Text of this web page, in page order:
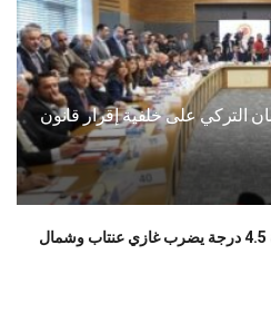
التركي على خلفية إقرار قانون
تركيا: زلزال بقوة 4.5 درجة يضرب غازي عنتاب وشمال